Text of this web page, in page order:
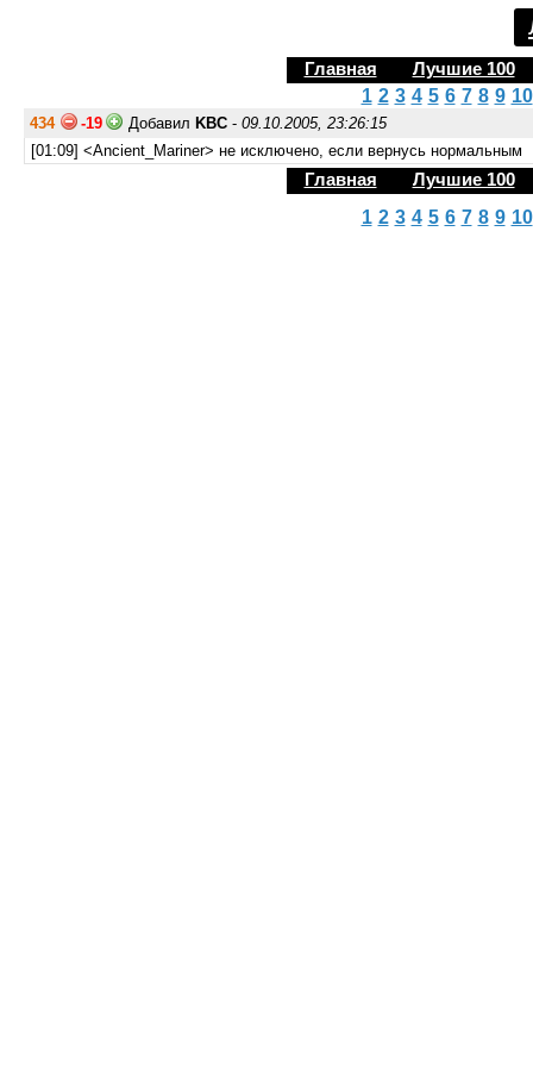
Главная Лучшие 100
1 2 3 4 5 6 7 8 9 10
434 -19 Добавил KBC - 09.10.2005, 23:26:15
[01:09] <Ancient_Mariner> не исключено, если вернусь нормальным
Главная Лучшие 100
1 2 3 4 5 6 7 8 9 10